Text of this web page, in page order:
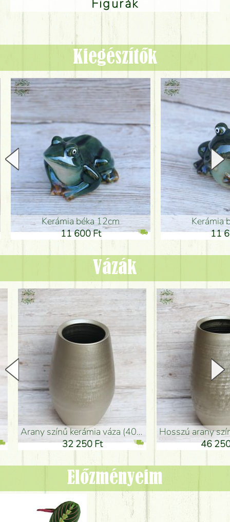
Figurák
Kiegészítők
Kerámia béka 12cm
11 600 Ft
Kerámia
11
Vázák
arany színű kerámia váza (40x26cm)
32 250 Ft
hosszú arany színű
46 250 Ft
Előzményeim